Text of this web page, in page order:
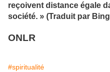
reçoivent distance égale
société. » (Traduit par
ONLR
#spiritualité